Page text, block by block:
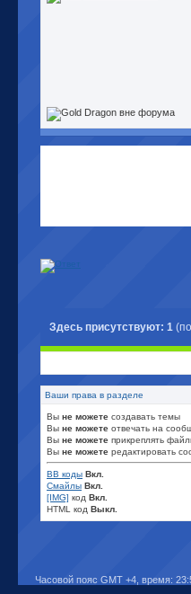
Здесь присутствуют: 1
Ваши права в разделе
Вы не можете создавать темы
Вы не можете отвечать на
Вы не можете прикреплять
Вы не можете редактировать
BB коды Вкл.
Смайлы Вкл.
[IMG] код Вкл.
HTML код Выкл.
Часовой пояс GMT +4, время: